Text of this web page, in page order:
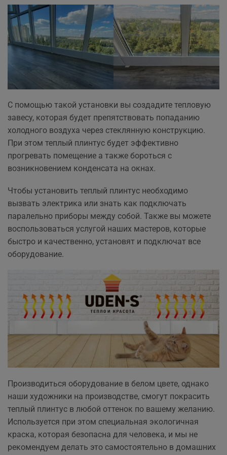
С помощью такой установки вы создадите тепловую
завесу, которая будет препятствовать попаданию
холодного воздуха через стеклянную конструкцию.
При этом теплый плинтус будет эффективно
прогревать помещение а также бороться с
возникновением конденсата на окнах.
Чтобы установить теплый плинтус необходимо
вызвать электрика или знать как подключать
паралельно приборы между собой. Также вы можете
воспользоваться услугой наших мастеров, которые
быстро и качественно, установят и подключат все
оборудование.
Производиться оборудование в белом цвете, однако
наши художники на производстве, смогут покрасить
теплый плинтус в любой оттенок по вашему желанию.
Используется при этом специальная экологичная
краска, которая безопасна для человека, и мы не
рекомендуем делать это самостоятельно в домашних